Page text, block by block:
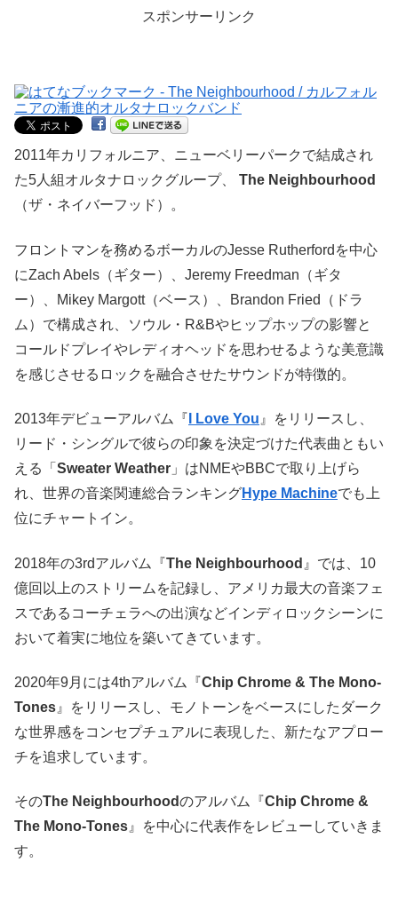
スポンサーリンク
2011年カリフォルニア、ニューベリーパークで結成され
た5人組オルタナロックグループ、 The Neighbourhood
（ザ・ネイバーフッド）。
フロントマンを務めるボーカルのJesse Rutherfordを中心
にZach Abels（ギター）、Jeremy Freedman（ギタ
ー）、Mikey Margott（ベース）、Brandon Fried（ドラ
ム）で構成され、ソウル・R&Bやヒップホップの影響と
コールドプレイやレディオヘッドを思わせるような美意識
を感じさせるロックを融合させたサウンドが特徴的。
2013年デビューアルバム『 I Love You 』をリリースし、
リード・シングルで彼らの印象を決定づけた代表曲ともい
える「 Sweater Weather 」はNMEやBBCで取り上げら
れ、世界の音楽関連総合ランキングHype Machineでも上
位にチャートイン。
2018年の3rdアルバム『The Neighbourhood 』では、10
億回以上のストリームを記録し、アメリカ最大の音楽フェ
スであるコーチェラへの出演などインディロックシーンに
おいて着実に地位を築いてきています。
2020年9月には4thアルバム『Chip Chrome & The Mono-
Tones 』をリリースし、モノトーンをベースにしたダーク
な世界感をコンセプチュアルに表現した、新たなアプロー
チを追求しています。
そのThe Neighbourhoodのアルバム『Chip Chrome &
The Mono-Tones』を中心に代表作をレビューしていきま
す。